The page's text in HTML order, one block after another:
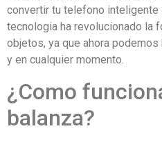
convertir tu telefono inteligente
tecnologia ha revolucionado la
objetos, ya que ahora
y en cualquier momento.
¿Como
balanza?